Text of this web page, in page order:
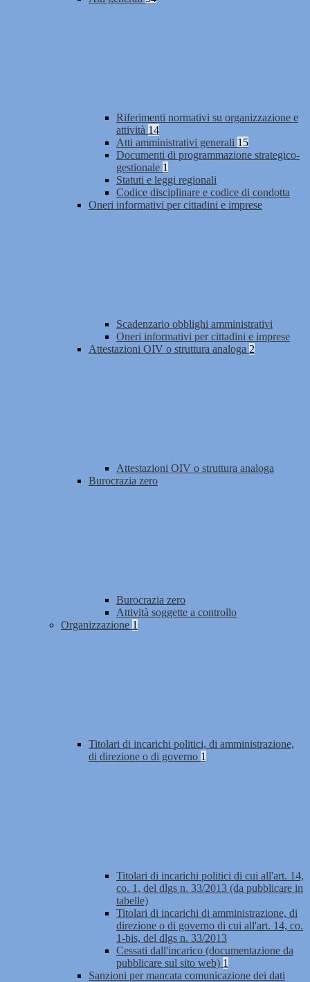
Riferimenti normativi su organizzazione e
attività 14
Atti amministrativi generali 15
Documenti di programmazione strategico-
gestionale 1
Statuti e leggi regionali
Codice disciplinare e codice di condotta
Oneri informativi per cittadini e imprese
Scadenzario obblighi amministrativi
Oneri informativi per cittadini e imprese
Attestazioni OIV o struttura analoga 2
Attestazioni OIV o struttura analoga
Burocrazia zero
Burocrazia zero
Attività soggette a controllo
Organizzazione 1
Titolari di incarichi politici, di amministrazione,
di direzione o di governo 1
Titolari di incarichi politici di cui all'art. 14,
co. 1, del dlgs n. 33/2013 (da pubblicare in
tabelle)
Titolari di incarichi di amministrazione, di
direzione o di governo di cui all'art. 14, co.
1-bis, del dlgs n. 33/2013
Cessati dall'incarico (documentazione da
pubblicare sul sito web) 1
Sanzioni per mancata comunicazione dei dati